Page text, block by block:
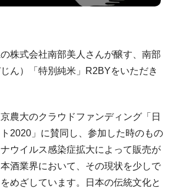
株式会社南部美人さんが醸す、南部
ん）「特別純米」R2BYをいただき
農大のクラウドファンディング「日
2020」に賛同し、参加した時のもの
ウイルス感染症拡大によって販売が
酒業界において、その現状を少しで
めざしています。日本の伝統文化と